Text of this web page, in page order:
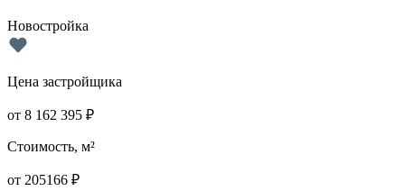
Новостройка
Цена застройщика
от 8 162 395 ₽
Стоимость, м²
от 205166 ₽